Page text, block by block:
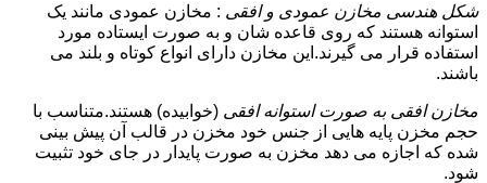
شکل هندسی مخازن عمودی و افقی : مخازن عمودی مانند یک
استوانه هستند که روی قاعده شان و به صورت ایستاده مورد
استفاده قرار می گیرند.این مخازن دارای انواع کوتاه و بلند می
باشند.
مخازن افقی به صورت استوانه افقی (خوابیده) هستند.متناسب با
حجم مخزن پایه هایی از جنس خود مخزن در قالب آن پیش بینی
شده که اجازه می دهد مخزن به صورت پایدار در جای خود تثبیت
شود.